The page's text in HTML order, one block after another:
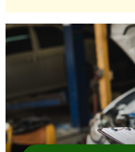
การ
เงิน
ศึกษา
บันเทิง